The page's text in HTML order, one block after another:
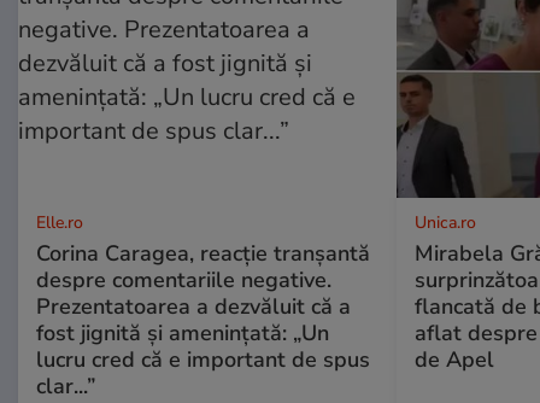
Elle.ro
Corina Caragea, reacție tranșantă
despre comentariile negative.
Prezentatoarea a dezvăluit că a
fost jignită și amenințată: „Un
lucru cred că e important de spus
clar...”
Unica.ro
Mirabela
flancată de
aflat
de Apel